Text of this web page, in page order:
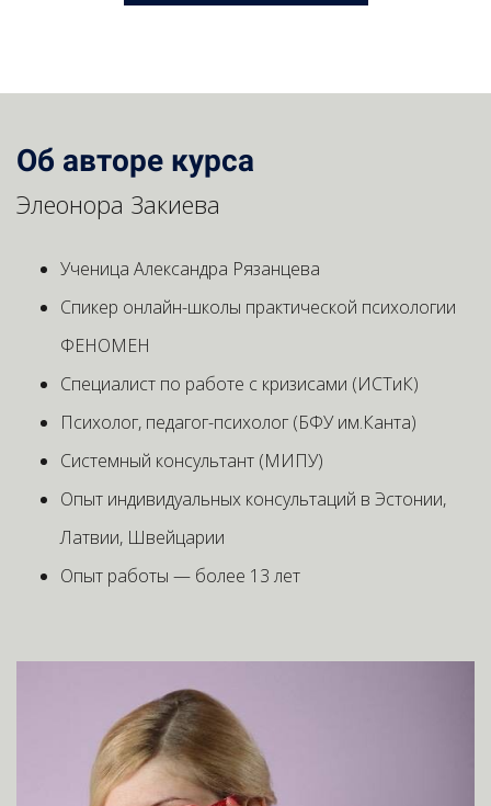
Об авторе курса
Элеонора Закиева
Ученица Александра Рязанцева
Спикер онлайн-школы практической психологии
ФЕНОМЕН
Специалист по работе с кризисами (ИСТиК)
Психолог, педагог-психолог (БФУ им.Канта)
Системный консультант (МИПУ)
Опыт индивидуальных консультаций в Эстонии,
Латвии, Швейцарии
Опыт работы — более 13 лет